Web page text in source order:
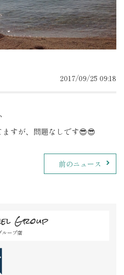
2017/09/25 09:18
すが、問題なしです😎😎
前のニュース
Group
ループ店